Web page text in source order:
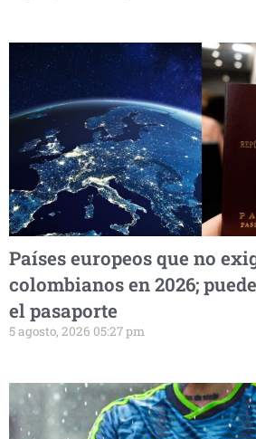
Países europeos que no
colombianos en 2026;
el pasaporte
5 agosto, 2026 05:27 pm